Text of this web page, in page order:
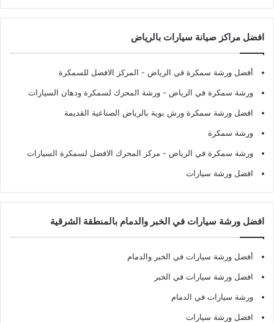
افضل مراكز صيانة سيارات بالرياض
أفضل ورشة سمكرة في الرياض - المركز الافضل للسمكرة
ورشة سمكرة في الرياض - ورشة المحرك لسمكرة ودهان السيارات
افضل ورشة سمكرة ورش بوية بالرياض الصناعية القديمة
ورشة سمكرة
ورشة سمكرة في الرياض - مركز المحرك الافضل لسمكرة السيارات
افضل ورشة سيارات
افضل ورشة سيارات في الخبر والدمام بالمنطقة الشرقية
أفضل ورشة سيارات في الخبر والدمام
افضل ورشة سيارات في الخبر
ورشة سيارات في الدمام
افضل ورشة سيارات